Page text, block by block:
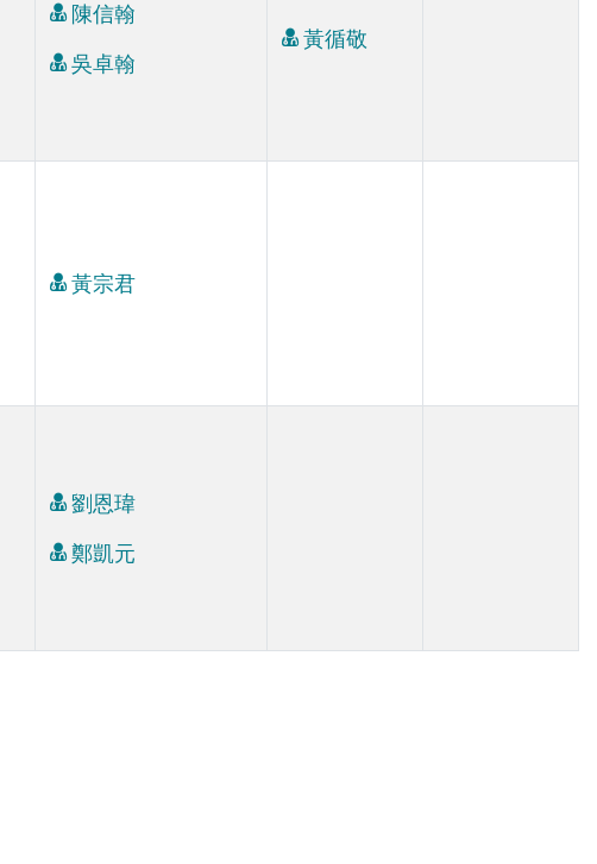
陳信翰
吳卓翰
黃循敬
黃宗君
劉恩瑋
鄭凱元